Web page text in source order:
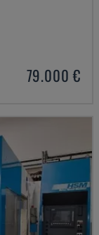
79.000 €